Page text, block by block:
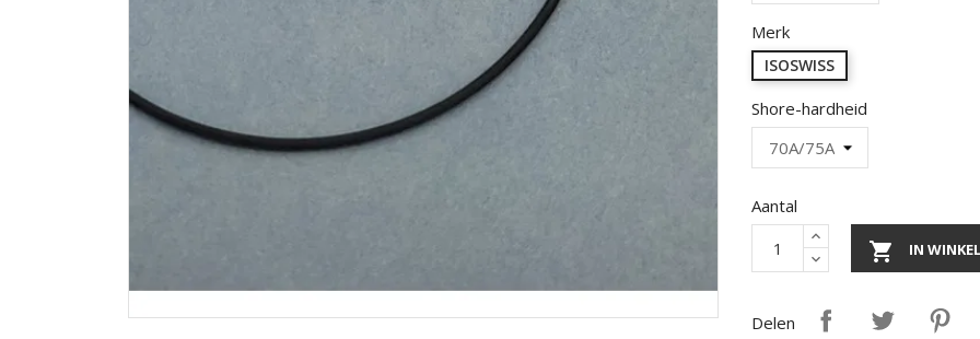
Merk
ISOSWISS
Shore-hardheid
Aantal
 IN
Delen